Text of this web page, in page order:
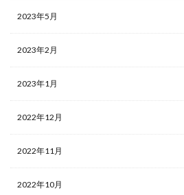
2023年5月
2023年2月
2023年1月
2022年12月
2022年11月
2022年10月